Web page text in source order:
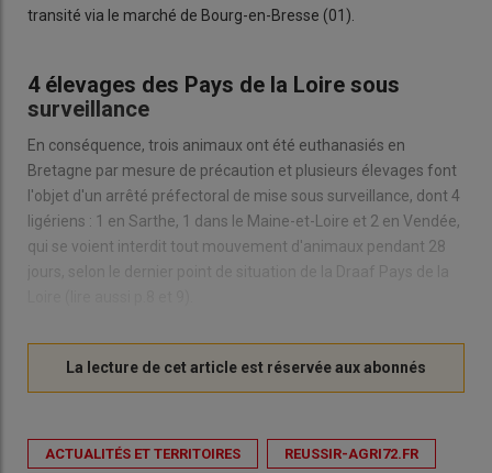
transité via le marché de Bourg-en-Bresse (01).
4 élevages des Pays de la Loire sous
surveillance
En conséquence, trois animaux ont été euthanasiés en
Bretagne par mesure de précaution et plusieurs élevages font
l'objet d'un arrêté préfectoral de mise sous surveillance, dont 4
ligériens : 1 en Sarthe, 1 dans le Maine-et-Loire et 2 en Vendée,
qui se voient interdit tout mouvement d'animaux pendant 28
jours, selon le dernier point de situation de la Draaf Pays de la
ACTUALITÉS ET TERRITOIRES REUSSIR-AGRI72.FR